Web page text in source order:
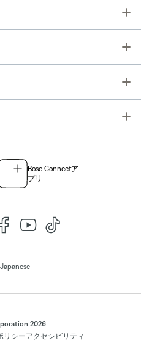
Bose Connectア
プリ
Japanese
2026
リシーアクセシビリティ